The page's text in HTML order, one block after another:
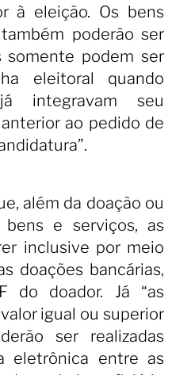
à eleição. Os bens
poderão ser
somente podem ser
eleitoral quando
integravam seu
ao pedido de
além da doação ou
bens e serviços, as
inclusive por meio
doações bancárias,
do doador. Já “as
igual ou superior
ser realizadas
eletrônica entre as